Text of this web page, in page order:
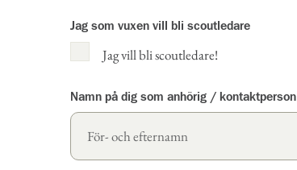
Jag som vuxen vill bli scoutledare
Jag vill bli scoutledare!
Namn på dig som anhörig / kontaktperson